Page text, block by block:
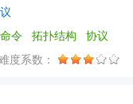
命令 拓扑结构 协议
度系数：